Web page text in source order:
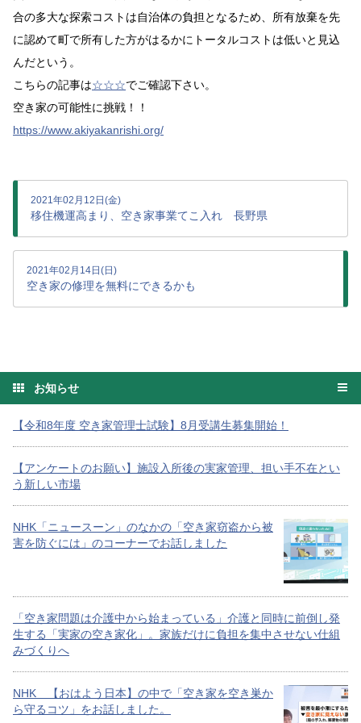
合の多大な探索コストは自治体の負担となるため、所有放棄を先
に認めて町で所有した方がはるかにトータルコストは低いと見込
んだという。
こちらの記事は☆☆☆でご確認下さい。
空き家の可能性に挑戦！！
https://www.akiyakanrishi.org/
2021年02月12日(金)
移住機運高まり、空き家事業てこ入れ 長野県
2021年02月14日(日)
空き家の修理を無料にできるかも
お知らせ
【令和8年度 空き家管理士試験】8月受講生募集開始！
【アンケートのお願い】施設入所後の実家管理、担い手不在とい
う新しい市場
NHK「ニュースーン」のなかの「空き家窃盗から被
害を防ぐには」のコーナーでお話しました
「空き家問題は介護中から始まっている」介護と同時に前倒し発
生する「実家の空き家化」。家族だけに負担を集中させない仕組
みづくりへ
NHK 【おはよう日本】の中で「空き家を空き巣か
ら守るコツ」をお話しました。